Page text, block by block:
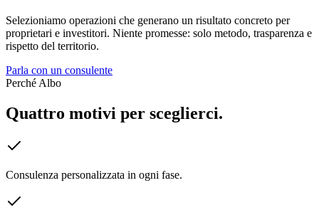
Selezioniamo operazioni che generano un risultato concreto per
proprietari e investitori. Niente promesse: solo metodo, trasparenza e
rispetto del territorio.
Parla con un consulente
Perché Albo
Quattro motivi per sceglierci.
Consulenza personalizzata in ogni fase.